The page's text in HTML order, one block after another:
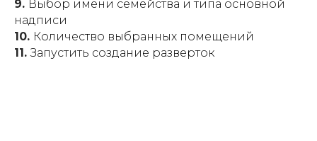
9. Выбор имени семейства и типа основной
надписи
10. Количество выбранных помещений
11.Запустить создание разверток